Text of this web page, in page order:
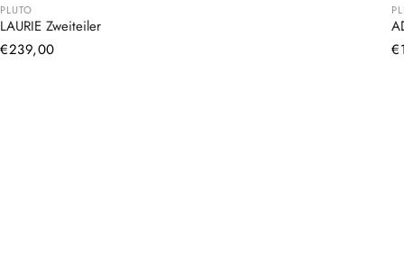
PLUTO
LAURIE Zweiteiler
Normaler
€239,00